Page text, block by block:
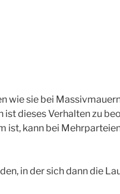
sie bei
dieses Verhalten zu
ist, kann bei
in der sich dann die